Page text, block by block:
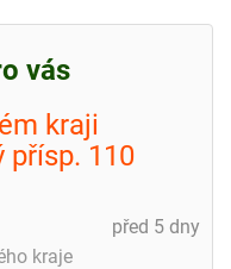
vás
kraji
přísp. 110
před 5 dny
kraje